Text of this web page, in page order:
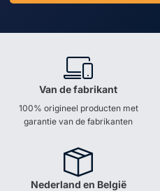
Van de fabrikant
100% origineel producten met
garantie van de fabrikanten
Nederland en België